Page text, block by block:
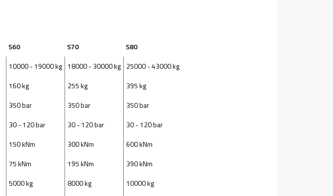
S60 S70
S80
10000 - 19000 kg 18000 - 30000 kg 25000 - 43000 kg
160 kg 255 kg
395 kg
350 bar 350 bar
350 bar
30 - 120 bar 30 - 120 bar
30 - 120 bar
150 kNm 300 kNm
600 kNm
75 kNm 195 kNm
390 kNm
5000 kg 8000 kg
10000 kg